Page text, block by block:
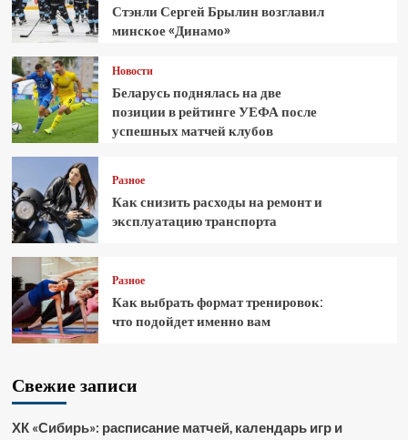
Стэнли Сергей Брылин возглавил
минское «Динамо»
Новости
Беларусь поднялась на две
позиции в рейтинге УЕФА после
успешных матчей клубов
Разное
Как снизить расходы на ремонт и
эксплуатацию транспорта
Разное
Как выбрать формат тренировок:
что подойдет именно вам
Свежие записи
ХК «Сибирь»: расписание матчей, календарь игр и